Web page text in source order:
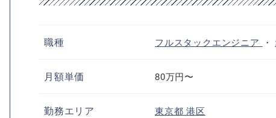
職種 フルスタックエンジニア ・
月額単価 80万円〜
勤務エリア 東京都港区